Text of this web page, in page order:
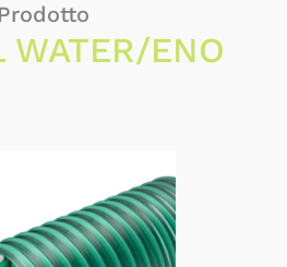
Prodotto
WATER/ENO